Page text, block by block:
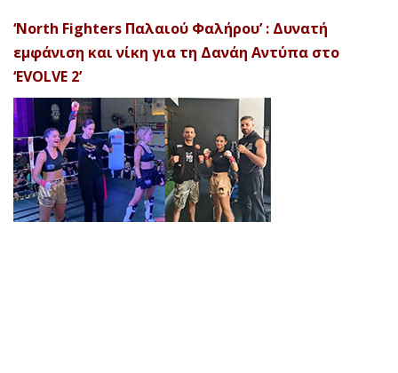
‘North Fighters Παλαιού Φαλήρου’ : Δυνατή
εμφάνιση και νίκη για τη Δανάη Αντύπα στο
‘EVOLVE 2’